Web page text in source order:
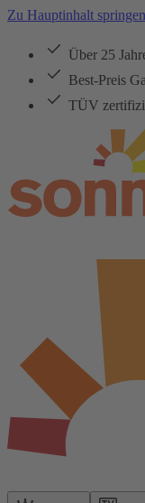
Zu Hauptinhalt springen
Über 25
Best-Preis
TÜV